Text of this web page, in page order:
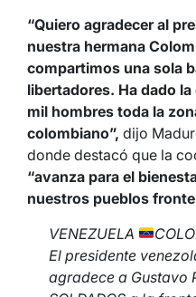
“Quiero agradecer al
nuestra hermana
compartimos una sola
libertadores. Ha dado
mil hombres toda la
colombiano”, dijo
donde destacó que la
“avanza para el
nuestros pueblos
VENEZUELA
El presidente
agradece a Gustavo